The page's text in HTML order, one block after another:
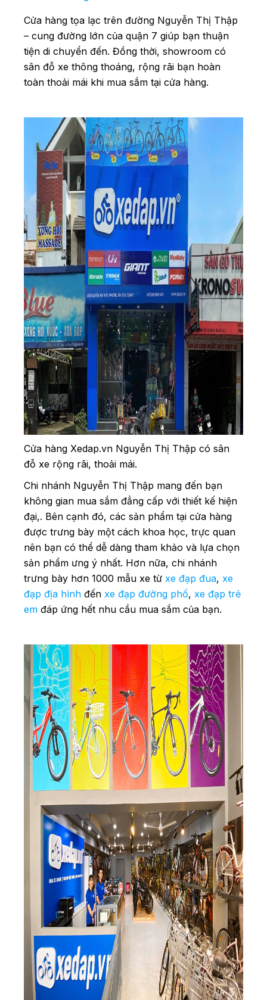
Cửa hàng tọa lạc trên đường Nguyễn Thị Thập
– cung đường lớn của quận 7 giúp bạn thuận
tiện di chuyển đến. Đồng thời, showroom có
sân đỗ xe thông thoáng, rộng rãi bạn hoàn
toàn thoải mái khi mua sắm tại cửa hàng.
Cửa hàng Xedap.vn Nguyễn Thị Thập có sân
đỗ xe rộng rãi, thoải mái.
Chi nhánh Nguyễn Thị Thập mang đến bạn
không gian mua sắm đẳng cấp với thiết kế hiện
đại,. Bên cạnh đó, các sản phẩm tại cửa hàng
được trưng bày một cách khoa học, trực quan
nên bạn có thể dễ dàng tham khảo và lựa chọn
sản phẩm ưng ý nhất. Hơn nữa, chi nhánh
trưng bày hơn 1000 mẫu xe từ xe đạp đua, xe
đạp địa hình đến xe đạp đường phố, xe đạp trẻ
em đáp ứng hết nhu cầu mua sắm của bạn.